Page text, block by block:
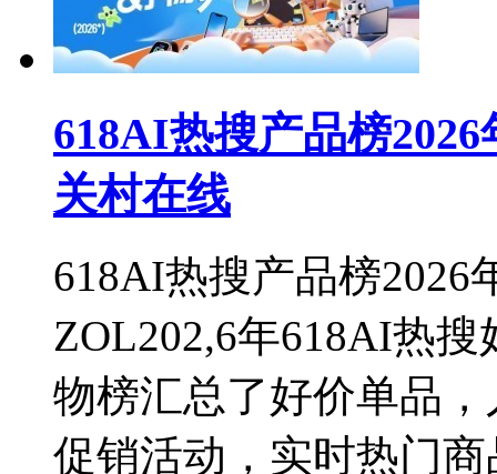
618AI热搜产品榜
关村在线
618AI热搜产品榜2026
ZOL202,6年618AI热
物榜汇总了好价单品
促销活动，实时热门